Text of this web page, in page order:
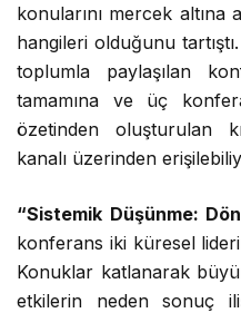
konularını mercek
hangileri olduğunu
toplumla paylaşılan
tamamına ve üç
özetinden oluşturulan
kanalı üzerinden
“Sistemik Düşünme:
konferans iki küresel
Konuklar katlanarak
etkilerin neden sonuç